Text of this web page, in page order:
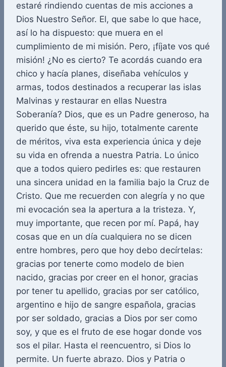
estaré rindiendo cuentas de mis acciones a
Dios Nuestro Señor. El, que sabe lo que hace,
así lo ha dispuesto: que muera en el
cumplimiento de mi misión. Pero, ¡fíjate vos qué
misión! ¿No es cierto? Te acordás cuando era
chico y hacía planes, diseñaba vehículos y
armas, todos destinados a recuperar las islas
Malvinas y restaurar en ellas Nuestra
Soberanía? Dios, que es un Padre generoso, ha
querido que éste, su hijo, totalmente carente
de méritos, viva esta experiencia única y deje
su vida en ofrenda a nuestra Patria. Lo único
que a todos quiero pedirles es: que restauren
una sincera unidad en la familia bajo la Cruz de
Cristo. Que me recuerden con alegría y no que
mi evocación sea la apertura a la tristeza. Y,
muy importante, que recen por mí. Papá, hay
cosas que en un día cualquiera no se dicen
entre hombres, pero que hoy debo decírtelas:
gracias por tenerte como modelo de bien
nacido, gracias por creer en el honor, gracias
por tener tu apellido, gracias por ser católico,
argentino e hijo de sangre española, gracias
por ser soldado, gracias a Dios por ser como
soy, y que es el fruto de ese hogar donde vos
sos el pilar. Hasta el reencuentro, si Dios lo
permite. Un fuerte abrazo. Dios y Patria o